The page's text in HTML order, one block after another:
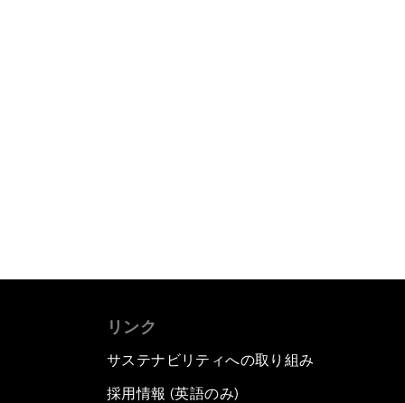
リンク
サステナビリティへの取り組み
採用情報 (英語のみ)